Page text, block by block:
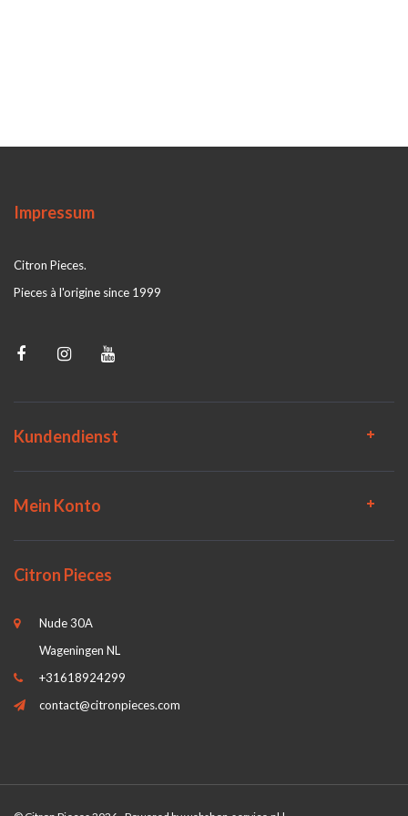
Impressum
Citron Pieces.
Pieces à l'origine since 1999
Kundendienst
Mein Konto
Citron Pieces
Nude 30A
Wageningen NL
+31618924299
contact@citronpieces.com